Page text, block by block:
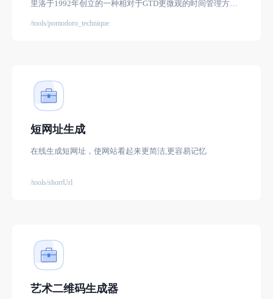
里洛于1992年创立的一种相对于GTD更微观的时间管理方
/tools/pomodoro_technique
短网址生成
在线生成短网址，使网站看起来更简洁,更容易记忆
/tools/shortUrl
艺术二维码生成器